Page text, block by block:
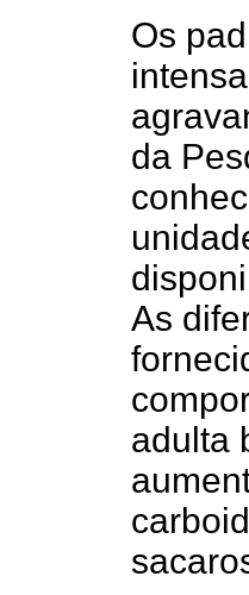
Os
da
As
adulta